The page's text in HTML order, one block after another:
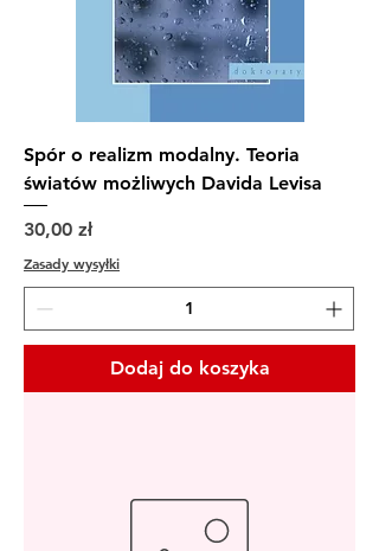
Spór o realizm modalny. Teoria
światów możliwych Davida Levisa
Cena
30,00 zł
Zasady wysyłki
Dodaj do koszyka